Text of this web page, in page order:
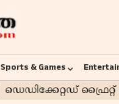
Sports & Games